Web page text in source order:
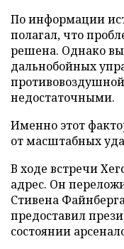
По информации
полагал, что
решена. Однако
дальнобойных
недостаточными.
Именно этот
от масштабных
В ходе встречи
адрес. Он
Стивена
предоставил
состоянии